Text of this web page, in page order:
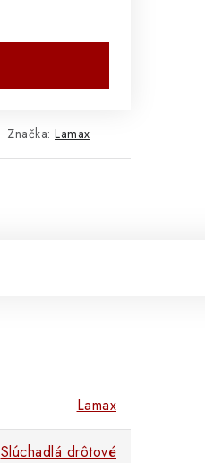
Značka: Lamax
Lamax
Slúchadlá drôtové